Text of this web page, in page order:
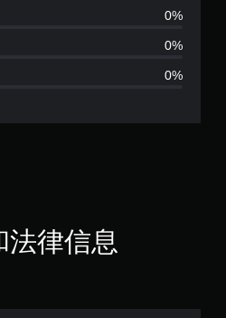
颗
（
0%
0%
0%
法律信息